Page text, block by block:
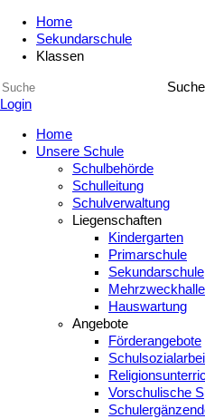
Home
Sekundarschule
Klassen
Suche
Login
Home
Unsere Schule
Schulbehörde
Schulleitung
Schulverwaltung
Liegenschaften
Kindergarten
Primarschule
Sekundarschule
Mehrzweckhalle
Hauswartung
Angebote
Förderangebote
Vorschulische